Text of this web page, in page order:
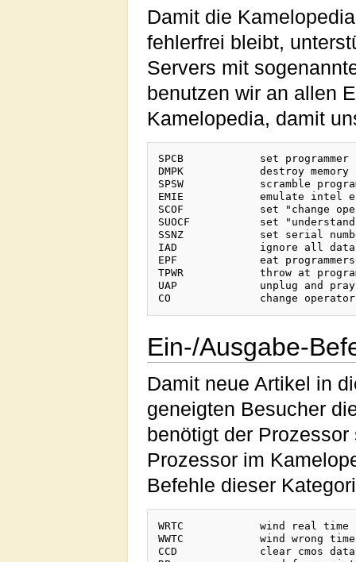
Damit die
fehlerfrei bleibt,
Servers mit
benutzen wir an allen
Kamelopedia, damit
SPCB		set programmer confusion bit
DMPK		destroy memory protect key
SPSW		scramble program status word
EMIE		emulate intel errors
SCOF		set "change operator" flag
SUOCF		set "understand only chinese" flag
SSNZ		set serial number to zero
IAD		ignore all datas
EPF		eat programmers fingers
TPWR		throw at programmer with return-key
UAP		unplug and pray
CO		change operator
Ein-/Ausgabe-
Damit neue Artikel in
geneigten Besucher
benötigt der
Prozessor im
Befehle dieser
WRTC		wind real time clock
WWTC		wind wrong time clock
CCD		clear cmos data